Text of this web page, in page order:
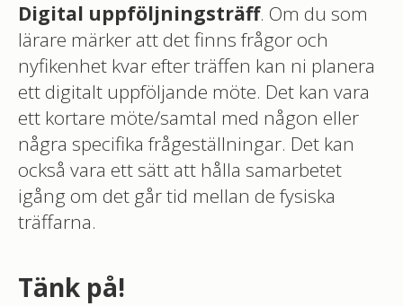
Digital uppföljningsträff. Om du som
lärare märker att det finns frågor och
nyfikenhet kvar efter träffen kan ni planera
ett digitalt uppföljande möte. Det kan vara
ett kortare möte/samtal med någon eller
några specifika frågeställningar. Det kan
också vara ett sätt att hålla samarbetet
igång om det går tid mellan de fysiska
träffarna.
Tänk på!